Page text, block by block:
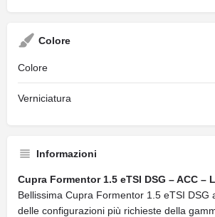
Colore
Colore
Verniciatura
Informazioni
Cupra Formentor 1.5 eTSI DSG – ACC –
Bellissima Cupra Formentor 1.5 eTSI DSG
delle configurazioni più richieste della